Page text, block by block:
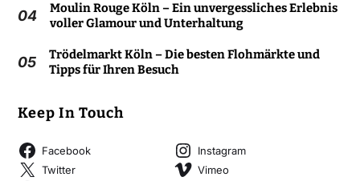
04
Moulin Rouge Köln – Ein unvergessliches Erlebnis
voller Glamour und Unterhaltung
05
Trödelmarkt Köln – Die besten Flohmärkte und
Tipps für Ihren Besuch
Keep In Touch
Facebook
Instagram
Twitter
Vimeo